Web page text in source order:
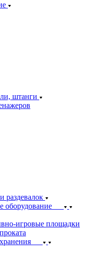
штанги
раздевалок
оборудование
игровые площадки